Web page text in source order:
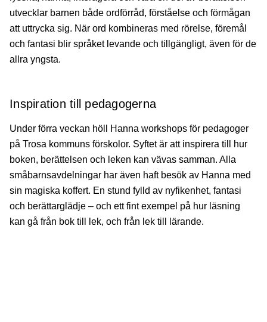
utvecklar barnen både ordförråd, förståelse och förmågan
att uttrycka sig. När ord kombineras med rörelse, föremål
och fantasi blir språket levande och tillgängligt, även för de
allra yngsta.
Inspiration till pedagogerna
Under förra veckan höll Hanna workshops för pedagoger
på Trosa kommuns förskolor. Syftet är att inspirera till hur
boken, berättelsen och leken kan vävas samman. Alla
småbarnsavdelningar har även haft besök av Hanna med
sin magiska koffert. En stund fylld av nyfikenhet, fantasi
och berättarglädje – och ett fint exempel på hur läsning
kan gå från bok till lek, och från lek till lärande.